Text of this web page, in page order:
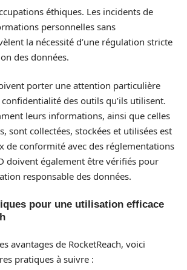
éthiques. Les incidents de
personnelles sans
la nécessité d’une régulation stricte
des données.
porter une attention particulière
des outils qu’ils utilisent.
leurs informations, ainsi que celles
sont collectées, stockées et utilisées est
de conformité avec des réglementations
doivent également être vérifiés pour
responsable des données.
pour une utilisation efficace
avantages de RocketReach, voici
pratiques à suivre :